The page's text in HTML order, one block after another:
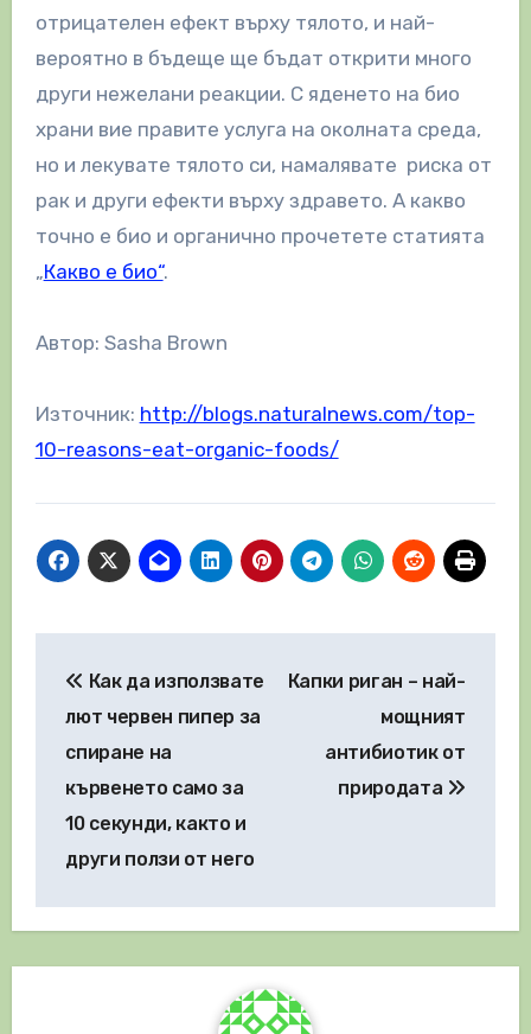
отрицателен ефект върху тялото, и най-
вероятно в бъдеще ще бъдат открити много
други нежелани реакции. С яденето на био
храни вие правите услуга на околната среда,
но и лекувате тялото си, намалявате риска от
рак и други ефекти върху здравето. А какво
точно е био и органично прочетете статията
„Какво е био“.
Автор: Sasha Brown
Източник: http://blogs.naturalnews.com/top-
10-reasons-eat-organic-foods/
Как да използвате
лют червен пипер за
спиране на
кървенето само за
10 секунди, както и
други ползи от него
Капки риган – най-
мощният
антибиотик от
природата